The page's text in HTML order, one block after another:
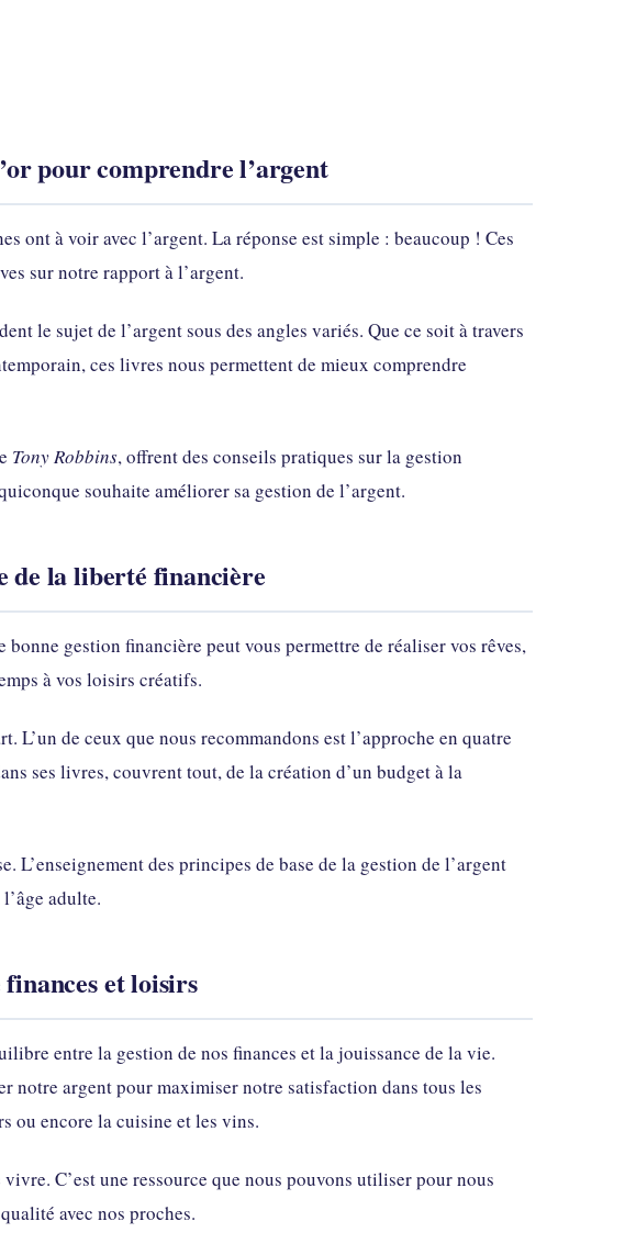
pour comprendre l’argent
ont à voir avec l’argent. La réponse est simple : beaucoup ! Ces
sur notre rapport à l’argent.
le sujet de l’argent sous des angles variés. Que ce soit à travers
ces livres nous permettent de mieux comprendre
Tony Robbins, offrent des conseils pratiques sur la gestion
souhaite améliorer sa gestion de l’argent.
de la liberté financière
gestion financière peut vous permettre de réaliser vos rêves,
à vos loisirs créatifs.
de ceux que nous recommandons est l’approche en quatre
ses livres, couvrent tout, de la création d’un budget à la
L’enseignement des principes de base de la gestion de l’argent
adulte.
et loisirs
entre la gestion de nos finances et la jouissance de la vie.
notre argent pour maximiser notre satisfaction dans tous les
ou encore la cuisine et les vins.
C’est une ressource que nous pouvons utiliser pour nous
avec nos proches.